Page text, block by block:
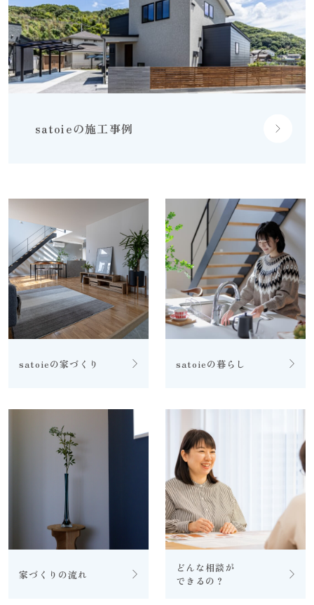
satoieの施工事例
satoieの家づくり satoieの暮らし
家づくりの流れ
どんな相談が
できるの？